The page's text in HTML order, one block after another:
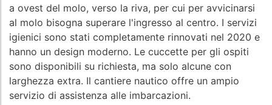
a ovest del molo, verso la riva, per cui per avvicinarsi
al molo bisogna superare l'ingresso al centro. I servizi
igienici sono stati completamente rinnovati nel 2020 e
hanno un design moderno. Le cuccette per gli ospiti
sono disponibili su richiesta, ma solo alcune con
larghezza extra. Il cantiere nautico offre un ampio
servizio di assistenza alle imbarcazioni.